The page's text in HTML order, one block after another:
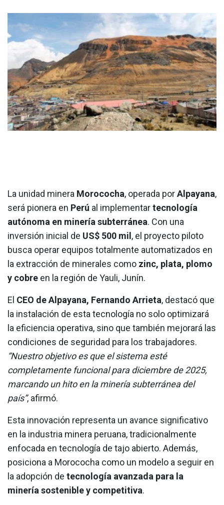
La unidad minera Morococha, operada porAlpayana,
será pionera en Perú al implementartecnología
autónoma en minería subterránea. Con una
inversión inicial de US$ 500 mil , el proyecto piloto
busca operar equipos totalmente automatizados en
la extracción de minerales como zinc, plata, plomo
y cobre en la región de Yauli, Junín.
El CEO de Alpayana, Fernando Arrieta, destacó que
la instalación de esta tecnología no solo optimizará
la eficiencia operativa, sino que también mejorará las
condiciones de seguridad para los trabajadores.
“Nuestro objetivo es que el sistema esté
completamente funcional para diciembre de 2025,
marcando un hito en la minería subterránea del
país”, afirmó.
Esta innovación representa un avance significativo
en la industria minera peruana, tradicionalmente
enfocada en tecnología de tajo abierto. Además,
posiciona a Morococha como un modelo a seguir en
la adopción de tecnología avanzada para la
minería sostenible y competitiva.